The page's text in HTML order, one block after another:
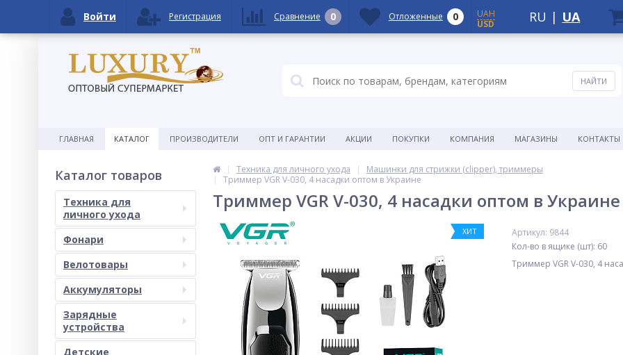
ГЛАВНАЯ КАТАЛОГ ПРОИЗВОДИТЕЛИ ОПТ И ГАРАНТИИ АКЦИИ ПОКУПКИ КОМПАНИЯ МАГАЗИНЫ КОНТАКТЫ
Каталог товаров
Техника для
личного ухода
Фонари
Велотовары
Аккумуляторы
Зарядные
устройства
Детские
Техника для личного ухода
Машинки для стрижки (clipper), триммеры
Триммер VGR V-030, 4 насадки оптом в Украине
Триммер VGR V-030, 4 насадки оптом в Украине
ХИТ
Артикул: 9844
Кол-во в ящике (шт): 60
Триммер VGR V-030, 4
Войти Регистрация Сравнение 0 Отложенные 0
UAH
USD
RU | UA